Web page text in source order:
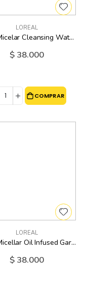
LOREAL
Agua Micelar Cleansing Water Oily Skin Loreal - 13.5 Oz
$ 38.000
COMPRAR
LOREAL
Agua Micellar Oil Infused Garnier - 400 Ml
$ 38.000